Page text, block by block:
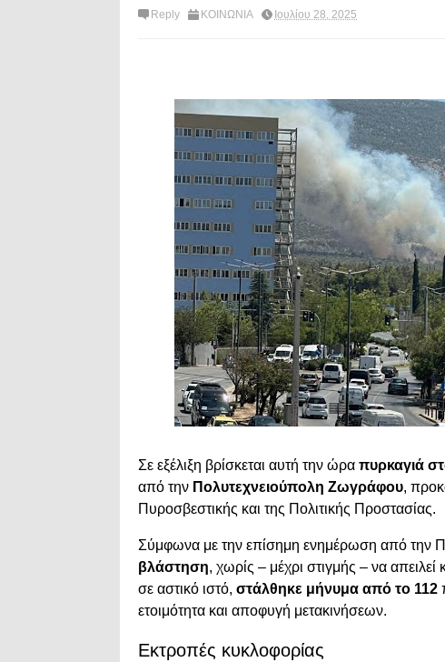
Reply ΚΟΙΝΩΝΙΑ Ιουλίου 28, 2025
Σε εξέλιξη βρίσκεται αυτή την ώρα πυρκαγιά
από την Πολυτεχνειούπολη Ζωγράφου,
Πυροσβεστικής και της Πολιτικής Προστασίας.
Σύμφωνα με την επίσημη ενημέρωση από την
βλάστηση, χωρίς – μέχρι στιγμής – να
σε αστικό ιστό, στάλθηκε μήνυμα από το 112
ετοιμότητα και αποφυγή μετακινήσεων.
Εκτροπές κυκλοφορίας